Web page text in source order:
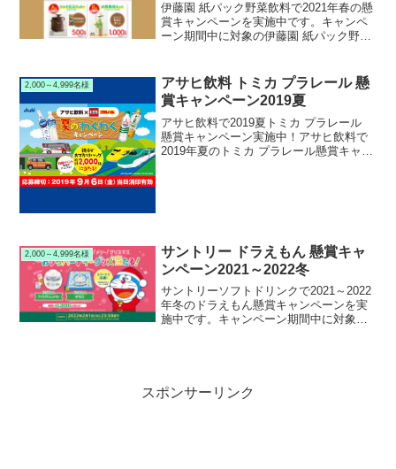
伊藤園 紙パック野菜飲料で2021年春の懸
賞キャンペーンを実施中です。キャンペ
ーン期間中に対象の伊藤園 紙パック野菜
耕栽培キット等が当たります。
2,000～4,999名様
アサヒ飲料 トミカ プラレール 懸
賞キャンペーン2019夏
アサヒ飲料で2019夏トミカ プラレール
懸賞キャンペーン実施中！アサヒ飲料で
2019年夏のトミカ プラレール懸賞キャン
2,000～4,999名様
サントリー ドラえもん 懸賞キャ
ンペーン2021～2022冬
サントリーソフトドリンクで2021～2022
年冬のドラえもん懸賞キャンペーンを実
施中です。キャンペーン期間中に対象の
スポンサーリンク